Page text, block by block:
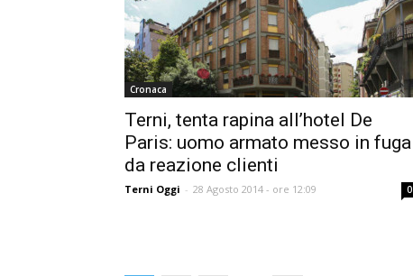
Cronaca
Terni, tenta rapina all’hotel De
Paris: uomo armato messo in fuga
da reazione clienti
Terni Oggi - 28 Agosto 2014 - ore 12:09 0